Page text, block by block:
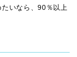
いなら、90％以上